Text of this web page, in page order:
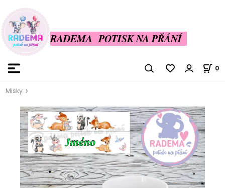
RADEMA POTISK NA PŘÁNÍ
0
Misky